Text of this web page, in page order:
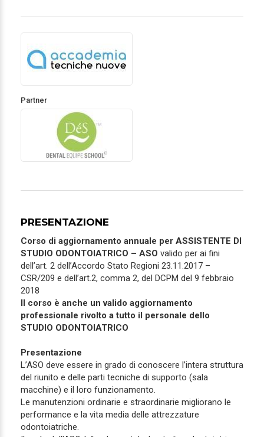
Partner
PRESENTAZIONE
Corso di aggiornamento annuale per ASSISTENTE DI
STUDIO ODONTOIATRICO – ASO valido per ai fini
dell’art. 2 dell’Accordo Stato Regioni 23.11.2017 –
CSR/209 e dell’art.2, comma 2, del DCPM del 9 febbraio
2018
Il corso è anche un valido aggiornamento
professionale rivolto a tutto il personale dello
STUDIO ODONTOIATRICO
Presentazione
L’ASO deve essere in grado di conoscere l’intera struttura
del riunito e delle parti tecniche di supporto (sala
macchine) e il loro funzionamento.
Le manutenzioni ordinarie e straordinarie migliorano le
performance e la vita media delle attrezzature
odontoiatriche.